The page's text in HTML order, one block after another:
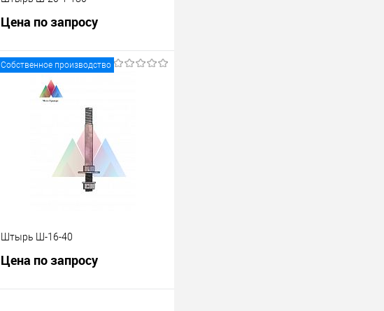
Цена по запросу
Запросить цену
Собственное производство
Штырь Ш-16-40
Цена по запросу